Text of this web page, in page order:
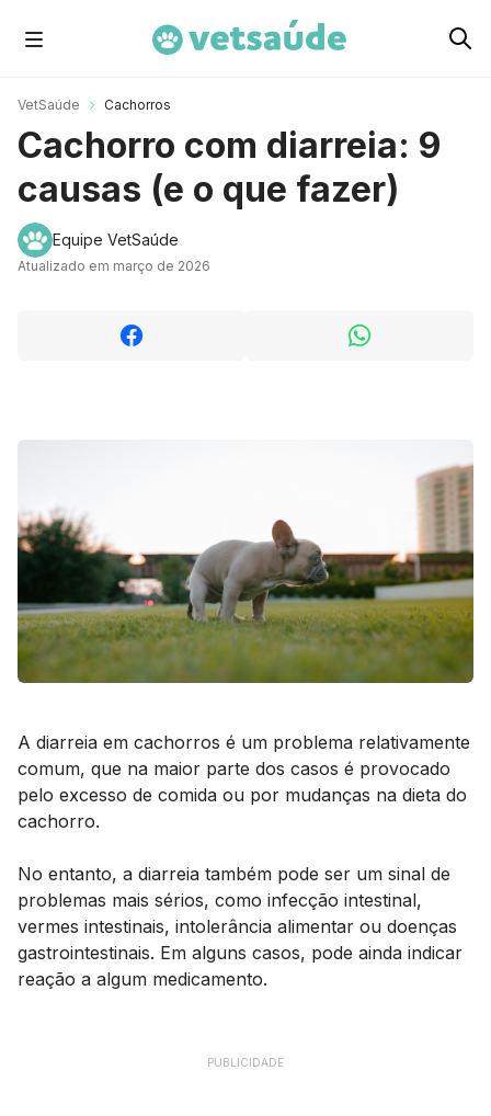
Gatos
Roedores
VetSaúde Cachorros
Cachorro com diarreia: 9
causas (e o que fazer)
Equipe VetSaúde
Atualizado em março de 2026
A diarreia em cachorros é um problema relativamente
comum, que na maior parte dos casos é provocado
pelo excesso de comida ou por mudanças na dieta do
cachorro.
No entanto, a diarreia também pode ser um sinal de
problemas mais sérios, como infecção intestinal,
vermes intestinais, intolerância alimentar ou doenças
gastrointestinais. Em alguns casos, pode ainda indicar
reação a algum medicamento.
PUBLICIDADE